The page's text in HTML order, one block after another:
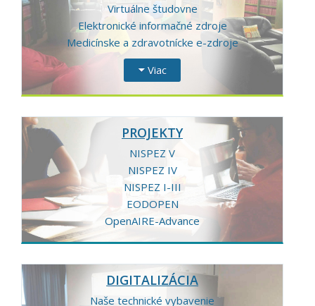
Virtuálne študovne
Elektronické informačné zdroje
Medicínske a zdravotnícke e-zdroje
Viac
PROJEKTY
NISPEZ V
NISPEZ IV
NISPEZ I-III
EODOPEN
OpenAIRE-Advance
DIGITALIZÁCIA
Naše technické vybavenie